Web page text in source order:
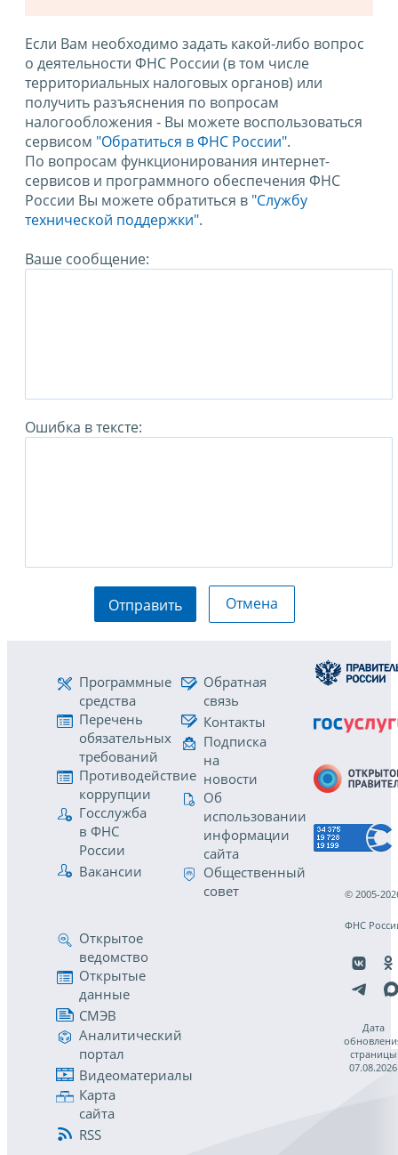
Если Вам необходимо задать какой-либо вопрос
о деятельности ФНС России (в том числе
территориальных налоговых органов) или
получить разъяснения по вопросам
налогообложения - Вы можете воспользоваться
сервисом "Обратиться в ФНС России".
По вопросам функционирования интернет-
сервисов и программного обеспечения ФНС
России Вы можете обратиться в "Службу
технической поддержки".
Ваше сообщение:
Ошибка в тексте:
Отправить Отмена
Программные
средства
Перечень
обязательных
требований
Противодействие
коррупции
Госслужба
в ФНС
России
Вакансии
Обратная
связь
Контакты
Подписка
на
новости
Об
использовании
информации
сайта
Общественный
совет
Открытое
ведомство
Открытые
данные
СМЭВ
Аналитический
портал
Видеоматериалы
Карта
сайта
RSS
© 2005-
ФНС
Дата
страницы
07.08.2026